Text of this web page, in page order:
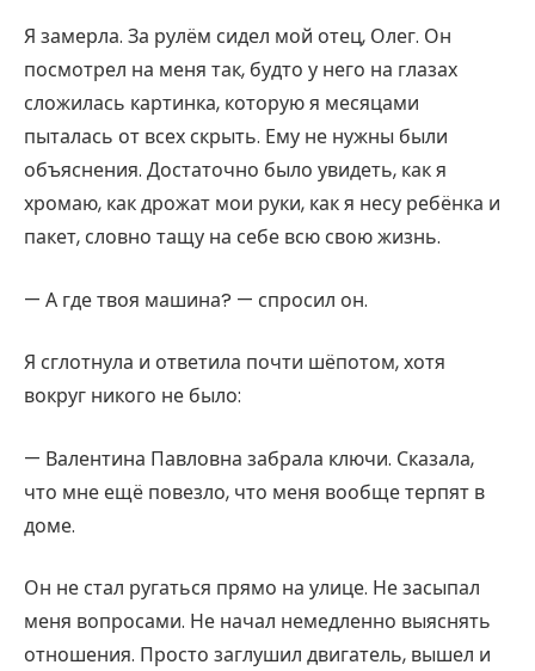
Я замерла. За рулём сидел мой отец, Олег. Он
посмотрел на меня так, будто у него на глазах
сложилась картинка, которую я месяцами
пыталась от всех скрыть. Ему не нужны были
объяснения. Достаточно было увидеть, как я
хромаю, как дрожат мои руки, как я несу ребёнка и
пакет, словно тащу на себе всю свою жизнь.
— А где твоя машина? — спросил он.
Я сглотнула и ответила почти шёпотом, хотя
вокруг никого не было:
— Валентина Павловна забрала ключи. Сказала,
что мне ещё повезло, что меня вообще терпят в
доме.
Он не стал ругаться прямо на улице. Не засыпал
меня вопросами. Не начал немедленно выяснять
отношения. Просто заглушил двигатель, вышел и